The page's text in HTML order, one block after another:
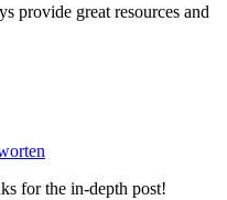
provide great resources and
for the in-depth post!